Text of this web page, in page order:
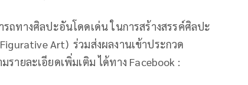
ทางศิลปะอันโดดเด่น ในการสร้างสรรค์ศิลปะ
Art) ร่วมส่งผลงานเข้าประกวด
ายละเอียดเพิ่มเติม ได้ทาง Facebook :